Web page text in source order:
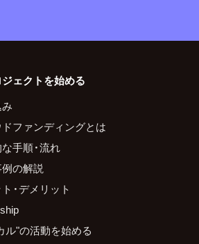
ェクトを始める
ファンディングとは
手順・流れ
の解説
・デメリット
ル"の活動を始める